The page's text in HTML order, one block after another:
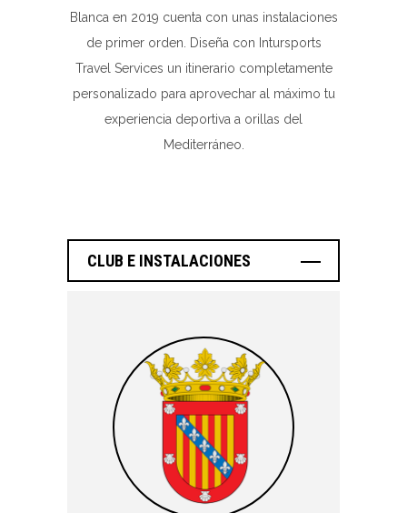
Blanca en 2019 cuenta con unas instalaciones
de primer orden. Diseña con Intursports
Travel Services un itinerario completamente
personalizado para aprovechar al máximo tu
experiencia deportiva a orillas del
Mediterráneo.
CLUB E INSTALACIONES